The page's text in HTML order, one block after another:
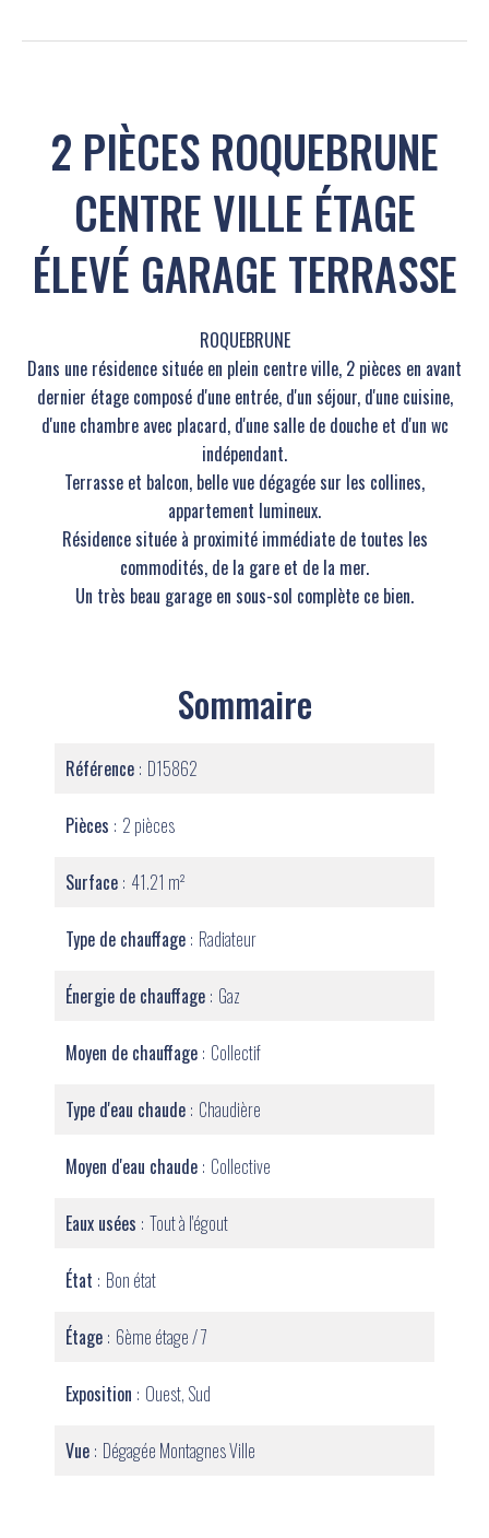
2 PIÈCES ROQUEBRUNE
CENTRE VILLE ÉTAGE
ÉLEVÉ GARAGE TERRASSE
ROQUEBRUNE
Dans une résidence située en plein centre ville, 2 pièces en avant
dernier étage composé d'une entrée, d'un séjour, d'une cuisine,
d'une chambre avec placard, d'une salle de douche et d'un wc
indépendant.
Terrasse et balcon, belle vue dégagée sur les collines,
appartement lumineux.
Résidence située à proximité immédiate de toutes les
commodités, de la gare et de la mer.
Un très beau garage en sous-sol complète ce bien.
Sommaire
Référence D15862
Pièces 2 pièces
Surface 41.21 m²
Type de chauffage Radiateur
Énergie de chauffage Gaz
Moyen de chauffage Collectif
Type d'eau chaude Chaudière
Moyen d'eau chaude Collective
Eaux usées Tout à l'égout
État Bon état
Étage 6ème étage / 7
Exposition Ouest, Sud
Vue Dégagée Montagnes Ville